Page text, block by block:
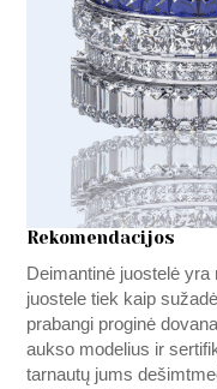
Rekomendacijos
Deimantinė juostelė
juostele tiek kaip
prabangi proginė
aukso modelius ir
tarnautų jums